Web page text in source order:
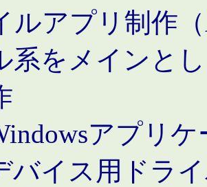
ルアプリ制作
系をメインと
アプリ
バイス用ドラ